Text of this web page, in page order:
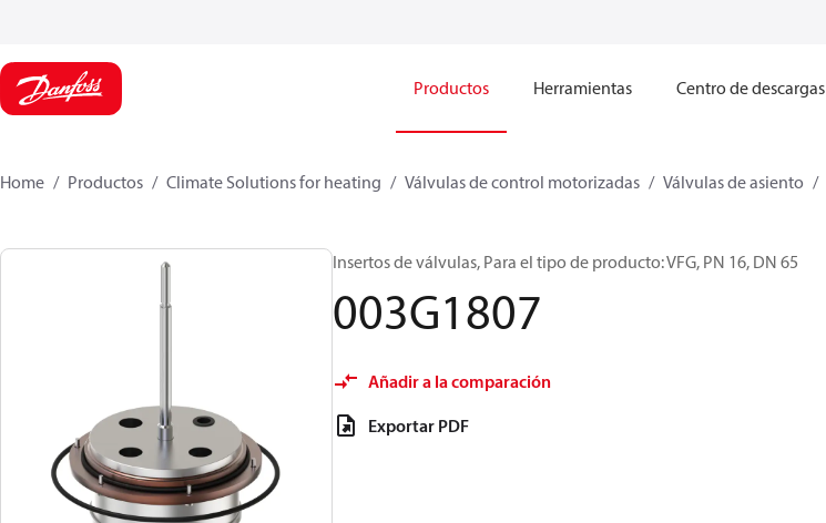
Productos Herramientas Centro de descargas
Home Productos Climate Solutions for heating Válvulas de control motorizadas Válvulas de asiento
Insertos de válvulas, Para el tipo de producto: VFG, PN 16, DN 65
003G1807
Añadir a la comparación
Exportar PDF